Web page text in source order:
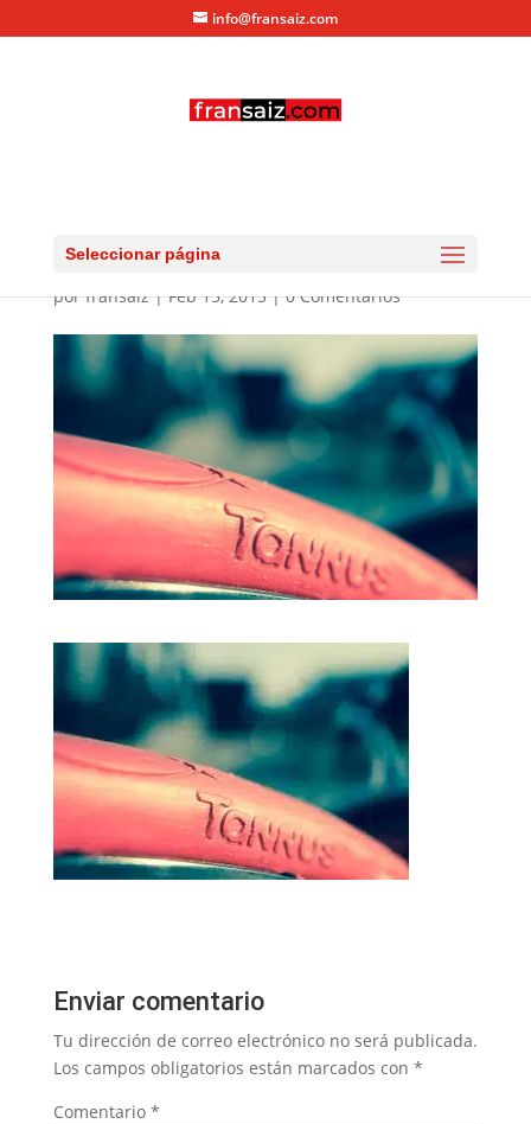
info@fransaiz.com
Seleccionar página
69_o
porfransaiz|Feb 15, 2015|0 Comentarios
Enviar comentario
Tu dirección de correo electrónico no será publicada.
Los campos obligatorios están marcados con *
Comentario *